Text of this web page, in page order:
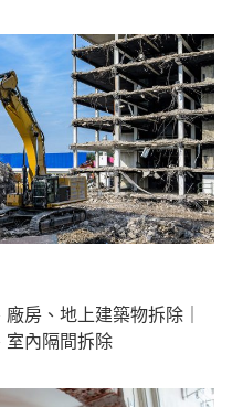
房、地上建築物拆除｜
室內隔間拆除